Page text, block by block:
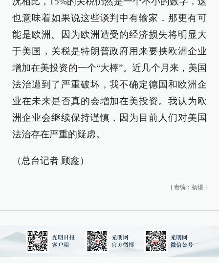
也意味着如果说这些谈判中有输家，那更有可
能是欧洲。因为欧洲遭受的经济损失将明显大
于美国，关税是特朗普政府用来要挟欧洲企业
增加在美投资的一个“大棒”。近几个月来，美国
法治遭到了严重破坏，我不确定德国和欧洲企
业在未来是否真的会增加在美投资。我认为欧
洲企业会继续保持谨慎，因为目前人们对美国
法治存在严重的疑虑。
（总台记者 顾鑫）
[ 责编：杨煜 ]